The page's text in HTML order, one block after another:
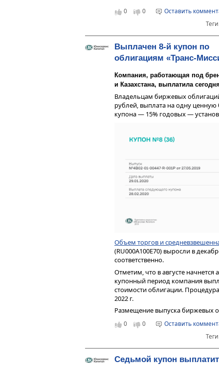
0 0
Оставить
Выплачен 8-й купон по
облигациям «Транс-
Компания, работающая под
и Казахстана, выплатила
Владельцам биржевых
рублей, выплата на одну ценную
купона — 15% годовых —
Объем торгов и
(RU000A100E70) выросли в
соответственно.
Отметим, что в августе начнется
купонный период компания
стоимости облигации.
2022 г.
Размещение выпуска биржевых
10 тыс. рублей. Купон
выпуска — 3 года. Большая
0 0
Оставить
Седьмой купон выплатит